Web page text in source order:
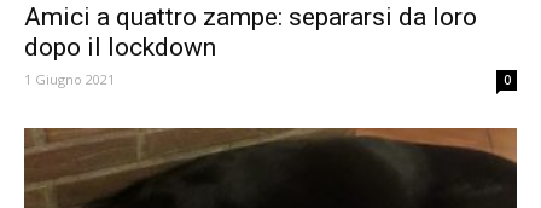
Amici a quattro zampe: separarsi da loro
dopo il lockdown
1 Giugno 2021 0